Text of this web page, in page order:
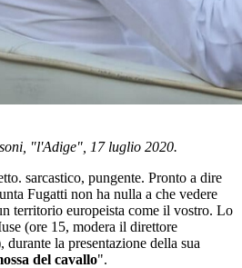
"l'Adige", 17 luglio 2020.
sarcastico, pungente. Pronto a dire
Fugatti non ha nulla a che vedere
territorio europeista come il vostro. Lo
(ore 15, modera il direttore
la presentazione della sua
del cavallo".